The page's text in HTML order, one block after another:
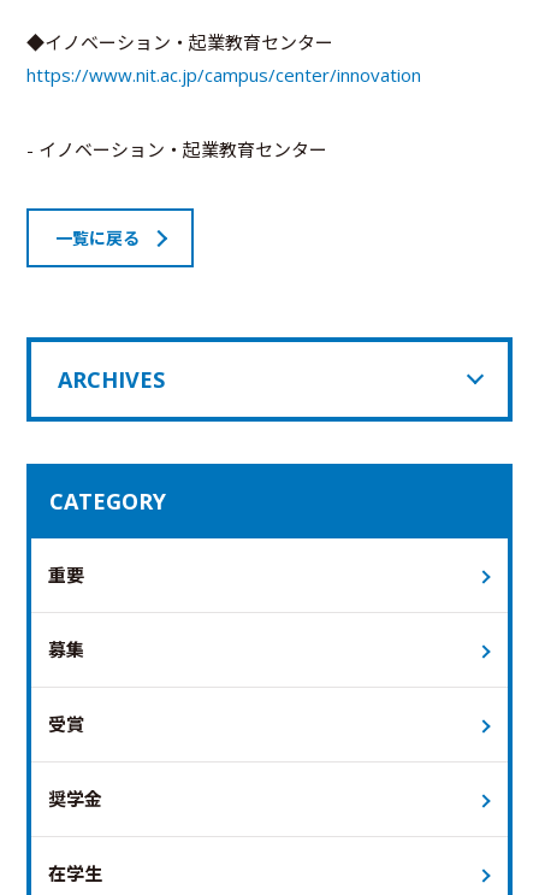
◆イノベーション・起業教育センター
https://www.nit.ac.jp/campus/center/innovation
- イノベーション・起業教育センター
一覧に戻る
ARCHIVES
CATEGORY
重要
募集
受賞
奨学金
在学生